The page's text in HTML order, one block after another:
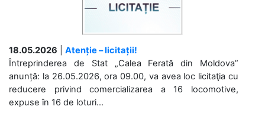
18.05.2026
Atenție – licitații!
Întreprinderea de Stat „Calea Ferată din Moldova”
anunță: la 26.05.2026, ora 09.00, va avea loc licitaţia cu
reducere privind comercializarea a 16 locomotive,
expuse în 16 de loturi...